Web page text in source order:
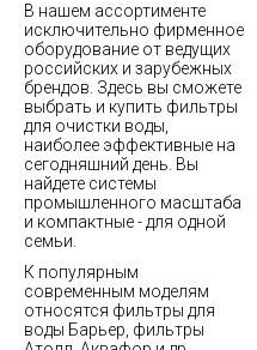
В нашем ассортименте
исключительно фирменное
оборудование от ведущих
российских и зарубежных
брендов. Здесь вы сможете
выбрать и купить фильтры
для очистки воды,
наиболее эффективные на
сегодняшний день. Вы
найдете системы
промышленного масштаба
и компактные - для одной
семьи.
К популярным
современным моделям
относятся фильтры для
воды Барьер, фильтры